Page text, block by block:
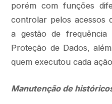
porém com funções
controlar pelos acessos
a gestão de frequência
Proteção de Dados,
quem executou cada
Manutenção de